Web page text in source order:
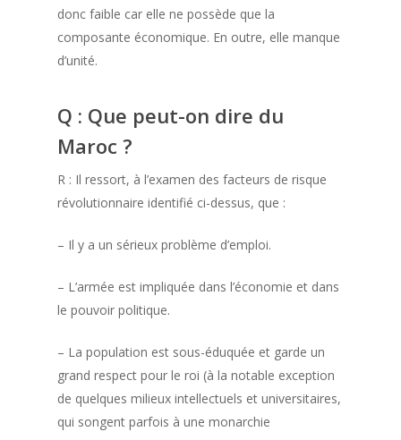
donc faible car elle ne possède que la
composante économique. En outre, elle manque
d’unité.
Q : Que peut-on dire du
Maroc ?
R : Il ressort, à l’examen des facteurs de risque
révolutionnaire identifié ci-dessus, que :
– Il y a un sérieux problème d’emploi.
– L’armée est impliquée dans l’économie et dans
le pouvoir politique.
– La population est sous-éduquée et garde un
grand respect pour le roi (à la notable exception
de quelques milieux intellectuels et universitaires,
qui songent parfois à une monarchie